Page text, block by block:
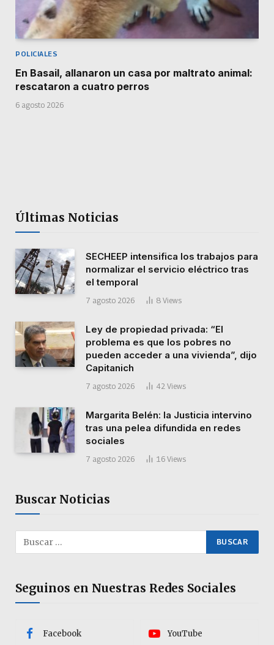
POLICIALES
En Basail, allanaron un casa por maltrato animal:
rescataron a cuatro perros
6 agosto 2026
Últimas Noticias
SECHEEP intensifica los trabajos para
normalizar el servicio eléctrico tras
el temporal
7 agosto 2026 8 Views
Ley de propiedad privada: “El
problema es que los pobres no
pueden acceder a una vivienda”, dijo
Capitanich
7 agosto 2026 42 Views
Margarita Belén: la Justicia intervino
tras una pelea difundida en redes
sociales
7 agosto 2026 16 Views
Buscar Noticias
Seguinos en Nuestras Redes Sociales
Facebook YouTube